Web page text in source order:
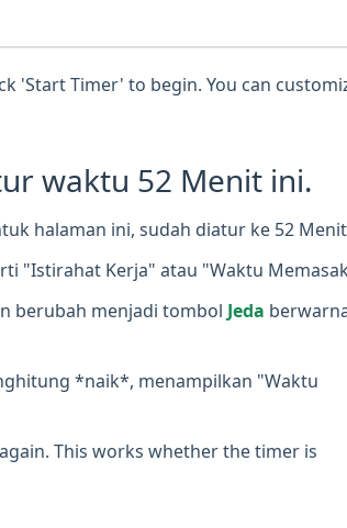
'Start Timer' to begin. You can
waktu 52 Menit ini.
halaman ini, sudah diatur ke 52
"Istirahat Kerja" atau "Waktu
berubah menjadi tombol Jeda
*naik*, menampilkan "Waktu
This works whether the timer is